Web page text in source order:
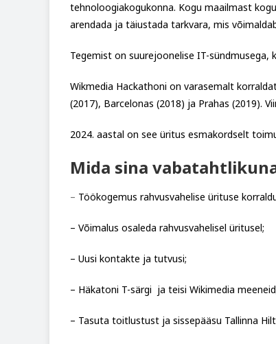
tehnoloogiakogukonna. Kogu maailmast
arendada ja täiustada tarkvara, mis
Tegemist on suurejoonelise IT-
Wikmedia Hackathoni on varasemalt
(2017), Barcelonas (2018) ja Prahas (2019).
2024. aastal on see üritus esmakordselt
Mida sina
– Töökogemus rahvusvahelise ürituse
– Võimalus osaleda rahvusvahelisel üritusel;
– Uusi kontakte ja tutvusi;
– Häkatoni T-särgi ja teisi Wikimedia
– Tasuta toitlustust ja sissepääsu Tallinna